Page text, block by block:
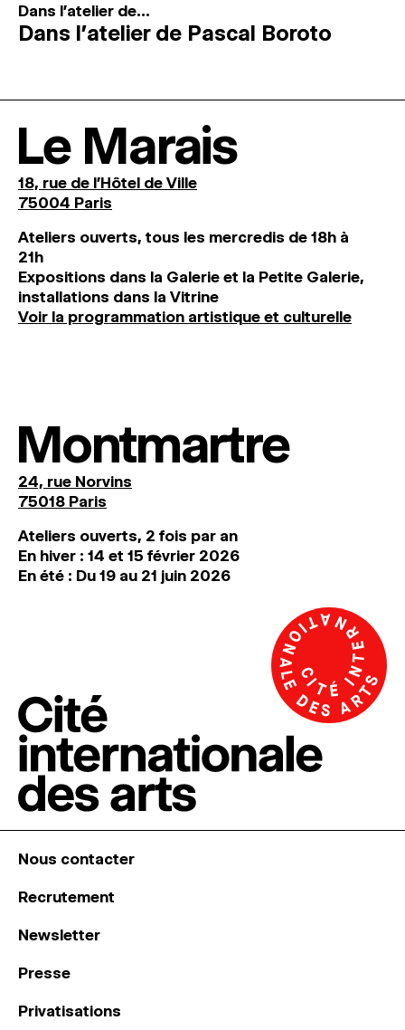
Dans l'atelier de...
Dans l’atelier de Pascal Boroto
Le Marais
18, rue de l'Hôtel de Ville
75004 Paris
Ateliers ouverts, tous les mercredis de 18h à
21h
Expositions dans la Galerie et la Petite Galerie,
installations dans la Vitrine
Voir la programmation artistique et culturelle
Montmartre
24, rue Norvins
75018 Paris
Ateliers ouverts, 2 fois par an
En hiver : 14 et 15 février 2026
En été : Du 19 au 21 juin 2026
Nous contacter
Recrutement
Newsletter
Presse
Privatisations